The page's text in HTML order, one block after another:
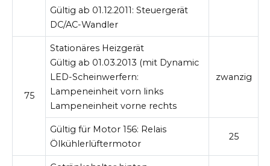
Gültig ab 01.12.2011: Steuergerät
DC/AC-Wandler
75
Stationäres Heizgerät
Gültig ab 01.03.2013 (mit Dynamic
LED-Scheinwerfern:
Lampeneinheit vorn links
Lampeneinheit vorne rechts
zwanzig
Gültig für Motor 156: Relais
Ölkühlerlüftermotor
25